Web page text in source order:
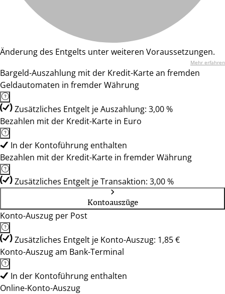
Änderung des Entgelts unter weiteren Voraussetzungen.
Mehr erfahren
Bargeld-Auszahlung mit der Kredit-Karte an fremden
Geldautomaten in fremder Währung
Zusätzliches Entgelt je Auszahlung: 3,00 %
Bezahlen mit der Kredit-Karte in Euro
In der Kontoführung enthalten
Bezahlen mit der Kredit-Karte in fremder Währung
Zusätzliches Entgelt je Transaktion: 3,00 %
Kontoauszüge
Konto-Auszug per Post
Zusätzliches Entgelt je Konto-Auszug: 1,85 €
Konto-Auszug am Bank-Terminal
In der Kontoführung enthalten
Online-Konto-Auszug